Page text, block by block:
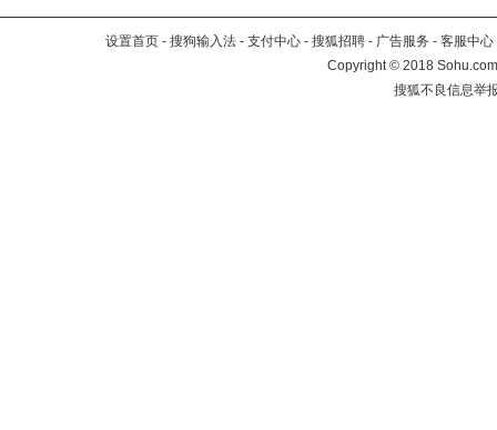
设置首页 - 搜狗输入法 - 支付中心 - 搜狐招聘 - 广告服务 - 客服中心
Copyright©2018
搜狐不良信息举